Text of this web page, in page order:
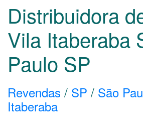
Distribuidora
Vila Itaberaba
Paulo SP
Revendas / SP / São
Itaberaba